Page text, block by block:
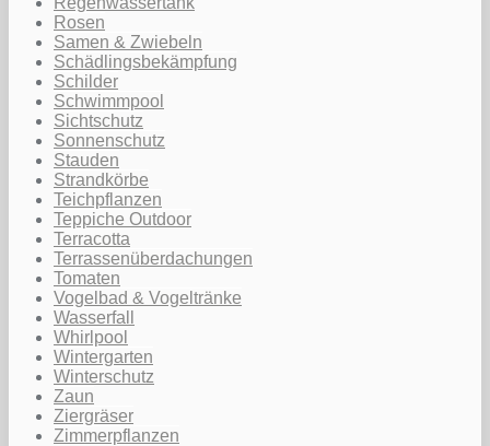
Rosen
Samen & Zwiebeln
Schädlingsbekämpfung
Schilder
Schwimmpool
Sichtschutz
Sonnenschutz
Stauden
Strandkörbe
Teichpflanzen
Teppiche Outdoor
Terracotta
Terrassenüberdachungen
Tomaten
Vogelbad & Vogeltränke
Wasserfall
Whirlpool
Wintergarten
Winterschutz
Zaun
Ziergräser
Zimmerpflanzen